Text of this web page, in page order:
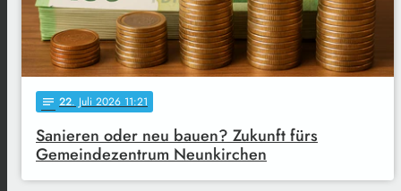
notes 22. Juli 2026 11:21
Sanieren oder neu bauen? Zukunft fürs
Gemeindezentrum Neunkirchen